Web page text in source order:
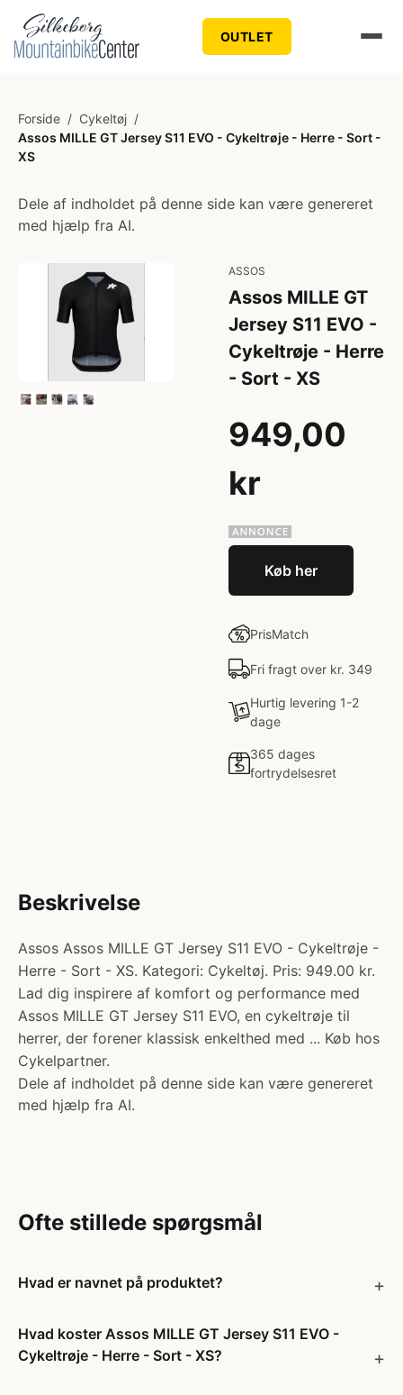
OUTLET
Forside / Cykeltøj /
Assos MILLE GT Jersey S11 EVO - Cykeltrøje - Herre - Sort -
XS
Dele af indholdet på denne side kan være genereret
med hjælp fra AI.
ASSOS
Assos MILLE GT
Jersey S11 EVO -
Cykeltrøje - Herre
- Sort - XS
949,00
kr
Køb her
PrisMatch
Fri fragt over kr. 349
Hurtig levering 1-2
dage
365 dages
fortrydelsesret
Beskrivelse
Assos Assos MILLE GT Jersey S11 EVO - Cykeltrøje -
Herre - Sort - XS. Kategori: Cykeltøj. Pris: 949.00 kr.
Lad dig inspirere af komfort og performance med
Assos MILLE GT Jersey S11 EVO, en cykeltrøje til
herrer, der forener klassisk enkelthed med ... Køb hos
Cykelpartner.
Dele af indholdet på denne side kan være genereret
med hjælp fra AI.
Ofte stillede spørgsmål
Hvad er navnet på produktet?
Hvad koster Assos MILLE GT Jersey S11 EVO -
Cykeltrøje - Herre - Sort - XS?